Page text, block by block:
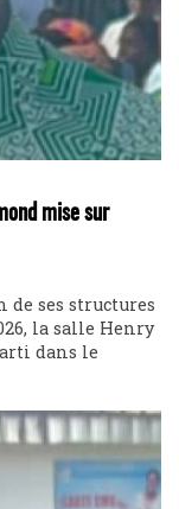
mise sur
de ses structures
la salle Henry
dans le